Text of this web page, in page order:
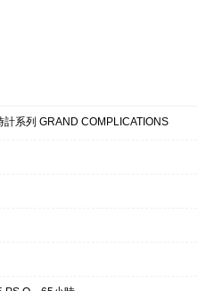
計系列 GRAND COMPLICATIONS